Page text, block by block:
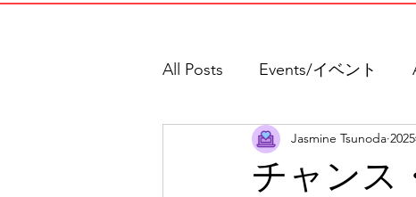
All Posts Events/イベント
Holidays Careers 日
チャンス
Jasmine Tsunoda